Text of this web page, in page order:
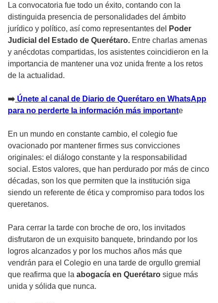
La convocatoria fue todo un éxito, contando con la
distinguida presencia de personalidades del ámbito
jurídico y político, así como representantes del
Poder
Judicial del Estado de Querétaro. Entre charlas amenas
y anécdotas compartidas, los asistentes coincidieron en la
importancia de mantener una voz unida frente a los retos
de la actualidad.
➡️ Únete al canal de Diario de Querétaro en WhatsApp
para no perderte la información más importante
En un mundo en constante cambio, el colegio fue
ovacionado por mantener firmes sus convicciones
originales: el diálogo constante y la responsabilidad
social. Estos valores, que han perdurado por más de cinco
décadas, son los que permiten que la institución siga
siendo un referente de ética y compromiso para todos los
queretanos.
Para cerrar la tarde con broche de oro, los invitados
disfrutaron de un exquisito banquete, brindando por los
logros alcanzados y por los muchos años más que
vendrán para el Colegio en una tarde de orgullo gremial
que reafirma que la abogacía en Querétaro sigue más
unida y sólida que nunca.